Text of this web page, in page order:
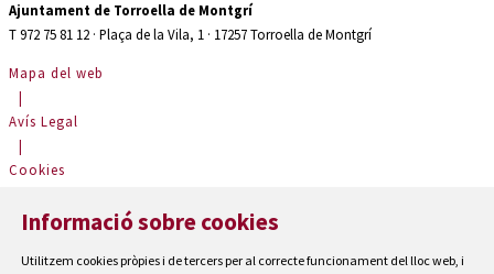
Ajuntament de Torroella de Montgrí
T 972 75 81 12 · Plaça de la Vila, 1 · 17257 Torroella de Montgrí
Mapa del web
|
Avís Legal
|
Cookies
Contactar
Accessibilitat
Informació sobre cookies
Utilitzem cookies pròpies i de tercers per al correcte funcionament del lloc web, i